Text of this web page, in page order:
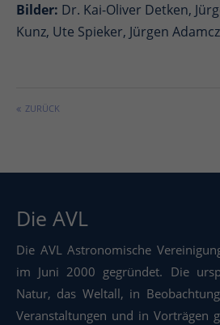
Bilder: Dr. Kai-Oliver Detken,
Kunz, Ute Spieker, Jürgen
ZURÜCK
Die AVL
Die AVL Astronomische
im Juni 2000 gegründet. Die
Natur, das Weltall, in
Veranstaltungen und in Vorträgen